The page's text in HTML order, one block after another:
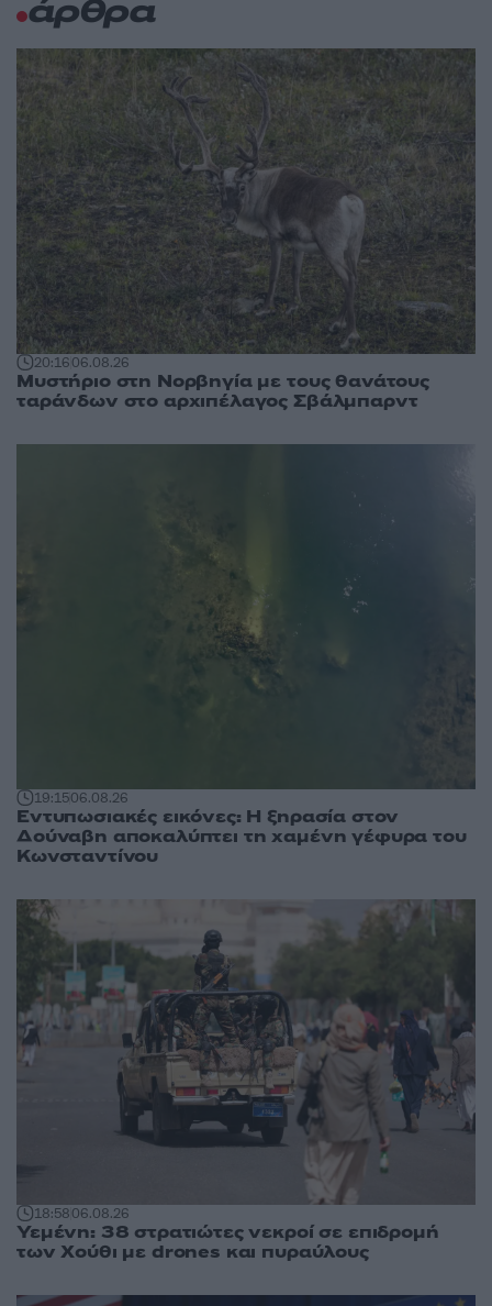
άρθρα
20:1606.08.26
Μυστήριο στη Νορβηγία με τους θανάτους
ταράνδων στο αρχιπέλαγος Σβάλμπαρντ
19:1506.08.26
Εντυπωσιακές εικόνες: Η ξηρασία στον
Δούναβη αποκαλύπτει τη χαμένη γέφυρα του
Κωνσταντίνου
18:5806.08.26
Υεμένη: 38 στρατιώτες νεκροί σε επιδρομή
των Χούθι με drones και πυραύλους